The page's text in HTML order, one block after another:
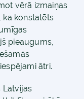
vērā izmaiņas
ka konstatēts
pieaugums,
ātri.
Latvijas